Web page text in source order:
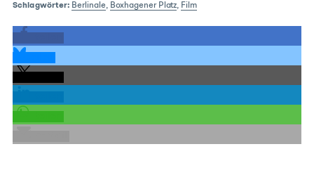
Schlagwörter: Berlinale, Boxhagener Platz, Film